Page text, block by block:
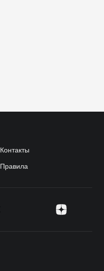
Контакты
Правила